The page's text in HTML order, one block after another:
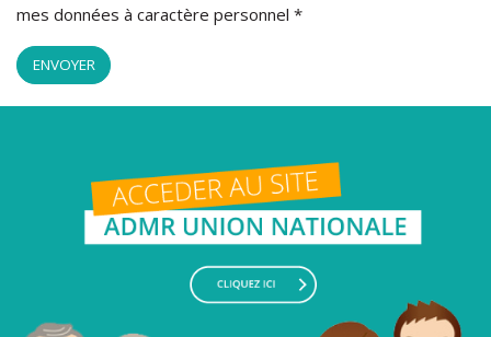
mes données à caractère personnel *